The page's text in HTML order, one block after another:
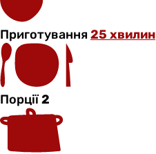
Приготування25 хвилин
Порції2